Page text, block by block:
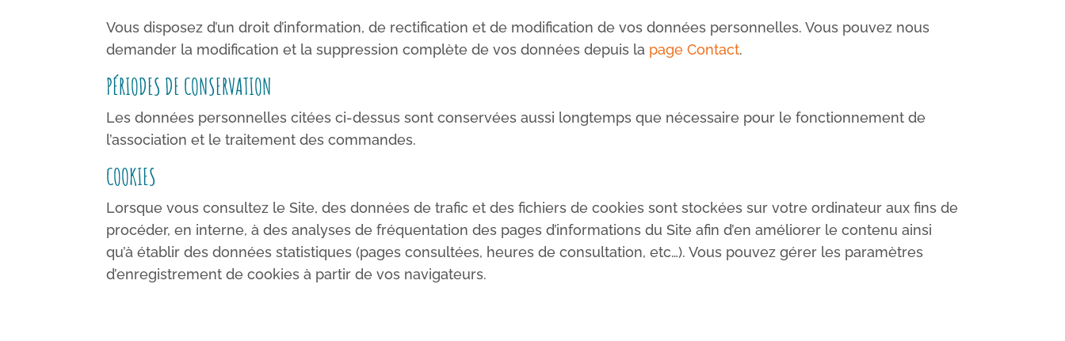
Vous disposez d’un droit d’information, de rectification et de modification de vos données personnelles. Vous pouvez nous
demander la modification et la suppression complète de vos données depuis la page Contact.
PÉRIODES DE CONSERVATION
Les données personnelles citées ci-dessus sont conservées aussi longtemps que nécessaire pour le fonctionnement de
l’association et le traitement des commandes.
COOKIES
Lorsque vous consultez le Site, des données de trafic et des fichiers de cookies sont stockées sur votre ordinateur aux fins de
procéder, en interne, à des analyses de fréquentation des pages d’informations du Site afin d’en améliorer le contenu ainsi
qu’à établir des données statistiques (pages consultées, heures de consultation, etc…). Vous pouvez gérer les paramètres
d’enregistrement de cookies à partir de vos navigateurs.